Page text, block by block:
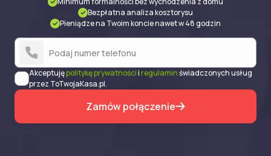
Bezpłatna analiza kosztorysu
Pieniądze na Twoim koncie nawet w 48 godzin
Zamów połączenie
Akceptujępolitykę prywatnościi regulaminświadczonych usług
przez ToTwojaKasa.pl.